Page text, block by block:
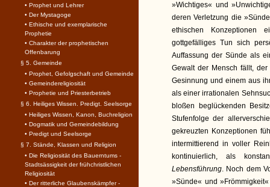
»Wichtiges« und
deren Verletzung die
ethischen Konzeptionen
gottgefälliges Tun sich
Auffassung der Sünde als
Gewalt der Mensch fällt,
Gesinnung und einem aus
als einer irrationalen
bloßen beglückenden
Stufenfolge der
gekreuzten Konzeptionen
intermittierend in voller
kontinuierlich, als
Lebensführung. Noch dem
»Sünde« und
• Prophet und Lehrer
• Der Mystagoge
• Ethische und exemplarische
Prophetie
• Charakter der prophetischen
Offenbarung
§ 5. Gemeinde
• Prophet, Gefolgschaft und Gemeinde
• Gemeindereligiosität
• Prophetie und Priesterbetrieb
§ 6. Heiliges Wissen. Predigt. Seelsorge
• Heiliges Wissen, Kanon, Buchreligion
• Dogmatik und Gemeindebildung
• Predigt und Seelsorge
§ 7. Stände, Klassen und Religion
• Die Religiosität des Bauerntums -
Stadtsässigkeit der frühchristlichen
Religiosität
• Der ritterliche Glaubenskämpfer -